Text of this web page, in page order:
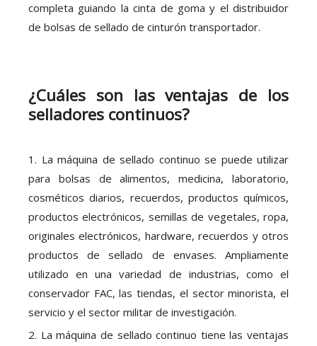
completa guiando la cinta de goma y el distribuidor
de bolsas de sellado de cinturón transportador.
¿Cuáles son las ventajas de los
selladores continuos?
1. La máquina de sellado continuo se puede utilizar
para bolsas de alimentos, medicina, laboratorio,
cosméticos diarios, recuerdos, productos químicos,
productos electrónicos, semillas de vegetales, ropa,
originales electrónicos, hardware, recuerdos y otros
productos de sellado de envases. Ampliamente
utilizado en una variedad de industrias, como el
conservador FAC, las tiendas, el sector minorista, el
servicio y el sector militar de investigación.
2. La máquina de sellado continuo tiene las ventajas